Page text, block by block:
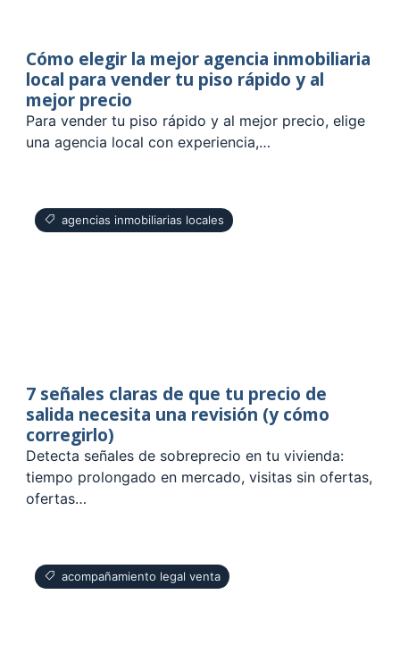
Cómo elegir la mejor agencia inmobiliaria
local para vender tu piso rápido y al
mejor precio
Para vender tu piso rápido y al mejor precio, elige
una agencia local con experiencia,…
agencias inmobiliarias locales
7 señales claras de que tu precio de
salida necesita una revisión (y cómo
corregirlo)
Detecta señales de sobreprecio en tu vivienda:
tiempo prolongado en mercado, visitas sin ofertas,
ofertas…
acompañamiento legal venta